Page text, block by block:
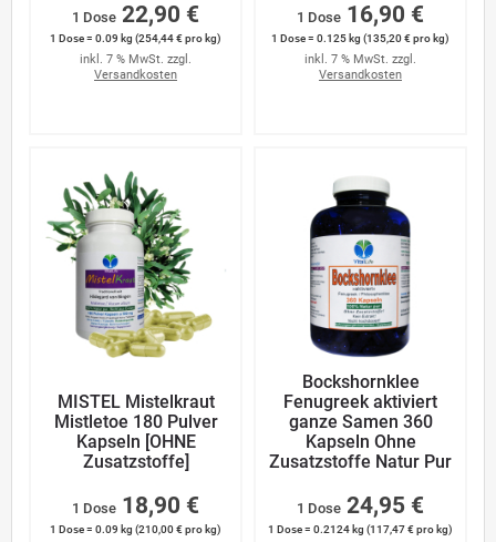
1 Dose 22,90 €
1 Dose = 0.09 kg (254,44 € pro kg)
inkl. 7 % MwSt. zzgl.
Versandkosten
1 Dose 16,90 €
1 Dose = 0.125 kg (135,20 € pro kg)
inkl. 7 % MwSt. zzgl.
Versandkosten
MISTEL Mistelkraut
Mistletoe 180 Pulver
Kapseln [OHNE
Zusatzstoffe]
1 Dose 18,90 €
1 Dose = 0.09 kg (210,00 € pro kg)
Bockshornklee
Fenugreek aktiviert
ganze Samen 360
Kapseln Ohne
Zusatzstoffe Natur Pur
1 Dose 24,95 €
1 Dose = 0.2124 kg (117,47 € pro kg)